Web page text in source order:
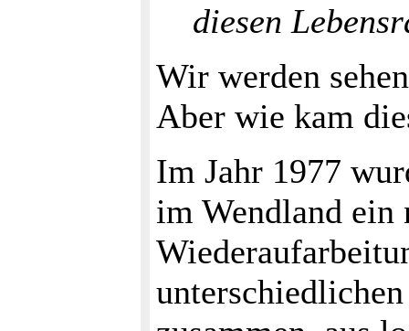
diesen
Wir werden
Aber wie kam
Im Jahr 1977
im Wendland